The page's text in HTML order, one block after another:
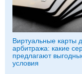
Виртуальные карты
арбитража: какие
предлагают
условия